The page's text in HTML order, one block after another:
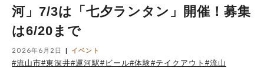
河」7/3は「七夕ランタン」開催！募集
は6/20まで
2026年6月2日 イベント
#流山市#東深井#運河駅#ビール#体験#テイクアウト #流山